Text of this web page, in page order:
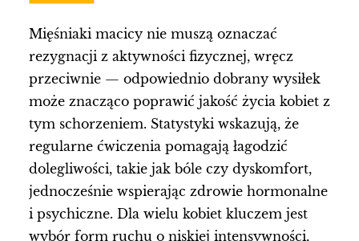
Mięśniaki macicy nie muszą oznaczać
rezygnacji z aktywności fizycznej, wręcz
przeciwnie — odpowiednio dobrany wysiłek
może znacząco poprawić jakość życia kobiet z
tym schorzeniem. Statystyki wskazują, że
regularne ćwiczenia pomagają łagodzić
dolegliwości, takie jak bóle czy dyskomfort,
jednocześnie wspierając zdrowie hormonalne
i psychiczne. Dla wielu kobiet kluczem jest
wybór form ruchu o niskiej intensywności,